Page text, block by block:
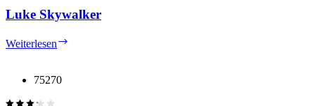
Luke Skywalker
Weiterlesen
75270